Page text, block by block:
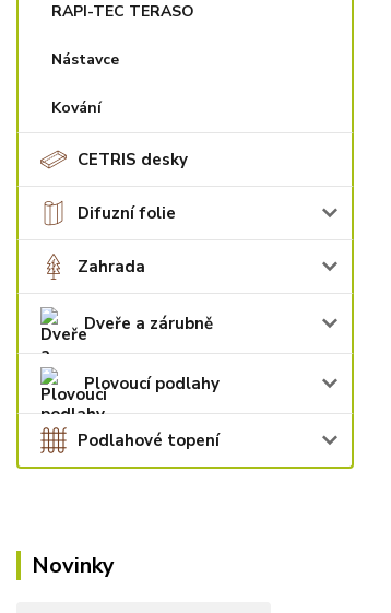
RAPI-TEC TERASO
Nástavce
Kování
CETRIS desky
Difuzní folie
Zahrada
Dveře a zárubně
Plovoucí podlahy
Podlahové topení
Novinky